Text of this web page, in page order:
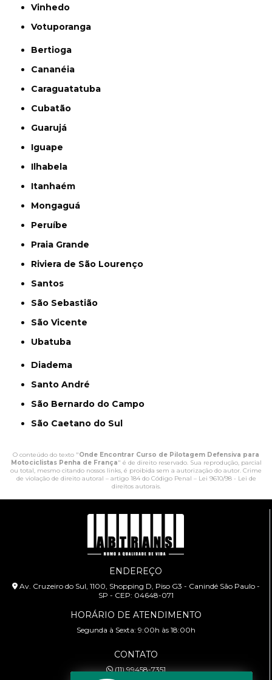
Vinhedo
Votuporanga
Bertioga
Cananéia
Caraguatatuba
Cubatão
Guarujá
Iguape
Ilhabela
Itanhaém
Mongaguá
Peruíbe
Praia Grande
Riviera de São Lourenço
Santos
São Sebastião
São Vicente
Ubatuba
Diadema
Santo André
São Bernardo do Campo
São Caetano do Sul
O conteúdo do texto "Onde Encontrar Curso de Pilotagem Defensiva para
Motociclistas Penha de França" é de direito reservado. Sua reprodução, parcial
ou total, mesmo citando nossos links, é proibida sem a autorização do autor. Crime
de violação de direito autoral – artigo 184 do Código Penal – Lei 9610/98 - Lei de
direitos autorais.
ENDEREÇO
Av. Cruzeiro do Sul, 1100, Shopping D, Piso G3 - Canindé São Paulo -
SP - CEP: 04648-071
HORÁRIO DE ATENDIMENTO
Segunda à Sexta: 9:00h às 18:00h
CONTATO
(11) 99458-7351